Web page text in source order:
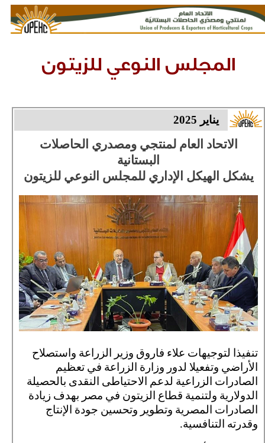
المجلس النوعي للزيتون
يناير 2025
الاتحاد العام لمنتجي ومصدري الحاصلات
البستانية
يشكل الهيكل الإداري للمجلس النوعي للزيتون
تنفيذا لتوجيهات علاء فاروق وزير الزراعة واستصلاح
الأراضي وتفعيلا لدور وزارة الزراعة في تعظيم
الصادرات الزراعية لدعم الاحتياطى النقدى بالحصيلة
الدولارية ولتنمية قطاع الزيتون في مصر بهدف زيادة
الصادرات المصرية وتطوير وتحسين جودة الإنتاج
وقدرته التنافسية.